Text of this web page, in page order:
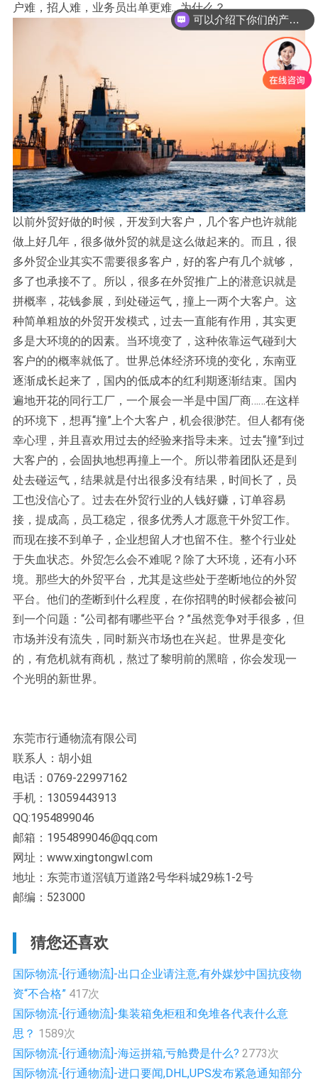
户难，招人难，业务员出单更难....为什么？
以前外贸好做的时候，开发到大客户，几个客户也许就能
做上好几年，很多做外贸的就是这么做起来的。而且，很
多外贸企业其实不需要很多客户，好的客户有几个就够，
多了也承接不了。所以，很多在外贸推广上的潜意识就是
拼概率，花钱参展，到处碰运气，撞上一两个大客户。这
种简单粗放的外贸开发模式，过去一直能有作用，其实更
多是大环境的的因素。当环境变了，这种依靠运气碰到大
客户的的概率就低了。世界总体经济环境的变化，东南亚
逐渐成长起来了，国内的低成本的红利期逐渐结束。国内
遍地开花的同行工厂，一个展会一半是中国厂商……在这样
的环境下，想再“撞”上个大客户，机会很渺茫。但人都有侥
幸心理，并且喜欢用过去的经验来指导未来。过去“撞”到过
大客户的，会固执地想再撞上一个。所以带着团队还是到
处去碰运气，结果就是付出很多没有结果，时间长了，员
工也没信心了。过去在外贸行业的人钱好赚，订单容易
接，提成高，员工稳定，很多优秀人才愿意干外贸工作。
而现在接不到单子，企业想留人才也留不住。整个行业处
于失血状态。外贸怎么会不难呢？除了大环境，还有小环
境。那些大的外贸平台，尤其是这些处于垄断地位的外贸
平台。他们的垄断到什么程度，在你招聘的时候都会被问
到一个问题：“公司都有哪些平台？”虽然竞争对手很多，但
市场并没有流失，同时新兴市场也在兴起。世界是变化
的，有危机就有商机，熬过了黎明前的黑暗，你会发现一
个光明的新世界。
东莞市行通物流有限公司
联系人：胡小姐
电话：0769-22997162
手机：13059443913
QQ:1954899046
邮箱：1954899046@qq.com
网址：www.xingtongwl.com
地址：东莞市道滘镇万道路2号华科城29栋1-2号
邮编：523000
猜您还喜欢
国际物流-[行通物流]-出口企业请注意,有外媒炒中国抗疫物
资“不合格” 417次
国际物流-[行通物流]-集装箱免柜租和免堆各代表什么意
思？ 1589次
国际物流-[行通物流]-海运拼箱,亏舱费是什么? 2773次
国际物流-[行通物流]-进口要闻,DHL,UPS发布紧急通知部分
可以介绍下你们的产品么？